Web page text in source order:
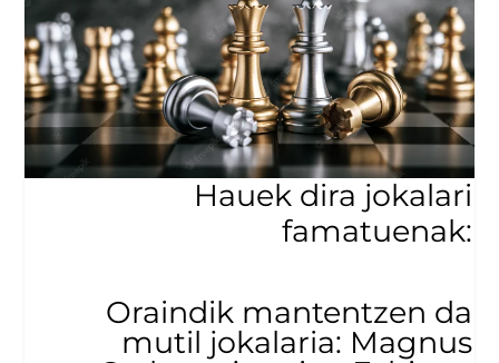
Hauek dira jokalari
famatuenak:
Oraindik mantentzen da
mutil jokalaria: Magnus